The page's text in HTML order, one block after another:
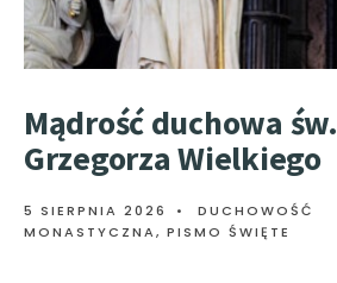
Mądrość duchowa św.
Grzegorza Wielkiego
5 SIERPNIA 2026 •
DUCHOWOŚĆ
MONASTYCZNA, PISMO ŚWIĘTE